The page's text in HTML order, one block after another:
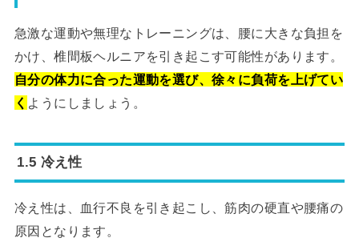
急激な運動や無理なトレーニングは、腰に大きな負担を
かけ、椎間板ヘルニアを引き起こす可能性があります。
自分の体力に合った運動を選び、徐々に負荷を上げてい
く ようにしましょう。
1.5 冷え性
冷え性は、血行不良を引き起こし、筋肉の硬直や腰痛の
原因となります。